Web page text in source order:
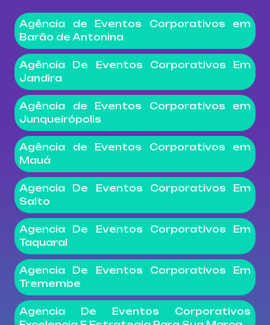
Agência de Eventos Corporativos em
Barão de Antonina
Agência De Eventos Corporativos Em
Jandira
Agência de Eventos Corporativos em
Junqueirópolis
Agência de Eventos Corporativos em
Mauá
Agencia De Eventos Corporativos Em
Salto
Agencia De Eventos Corporativos Em
Taquaral
Agencia De Eventos Corporativos Em
Tremembe
Agencia De Eventos Corporativos